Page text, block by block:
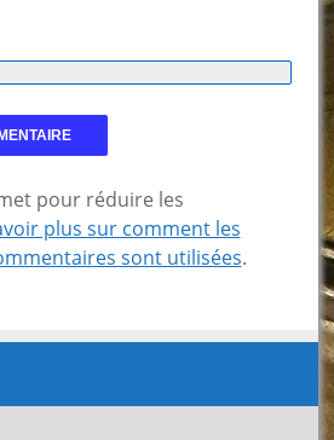
pour réduire les
plus sur comment les
sont utilisées.